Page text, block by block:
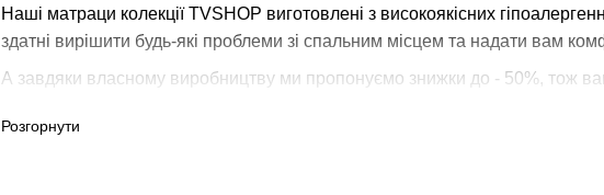
Наші матраци колекції TVSHOP виготовлені з високоякісних
здатні вирішити будь-які проблеми зі спальним місцем та надати вам
А завдяки власному виробництву ми пропонуємо знижки до - 50%, тож
Розгорнути